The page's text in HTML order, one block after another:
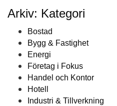
Arkiv: Kategori
Bostad
Bygg & Fastighet
Energi
Företag i Fokus
Handel och Kontor
Hotell
Industri & Tillverkning